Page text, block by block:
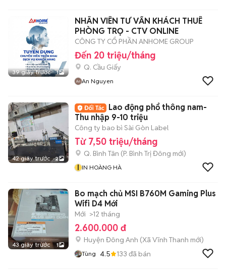
39 giây trước 1
NHÂN VIÊN TƯ VẤN KHÁCH THUÊ
PHÒNG TRỌ - CTV ONLINE
CÔNG TY CỔ PHẦN ANHOME GROUP
Đến 20 triệu/tháng
Q. Cầu Giấy
An Nguyen
42 giây trước 2
Lao động phổ thông nam-
Thu nhập 9-10 triệu
Công ty bao bì Sài Gòn Label
Từ 7,50 triệu/tháng
Q. Bình Tân (P. Bình Trị Đông mới)
I IN HOÀNG HÀ
43 giây trước 1
Bo mạch chủ MSI B760M Gaming Plus
Wifi D4 Mới
Mới >12 tháng
2.600.000 đ
Huyện Đông Anh (Xã Vĩnh Thanh mới)
Tùng 4.5 133 đã bán